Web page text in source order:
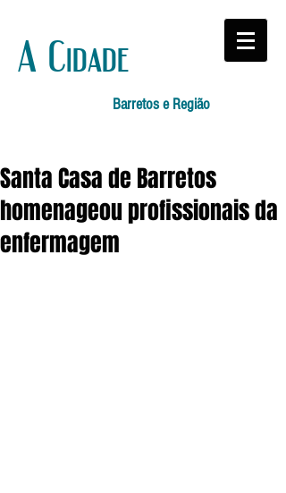
A Cidade
Barretos e Região
Santa Casa de Barretos
homenageou profissionais da
enfermagem